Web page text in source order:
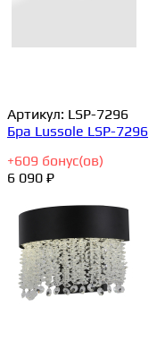
Артикул: LSP-7296
Бра Lussole LSP-7296
+609 бонус(ов)
6 090 ₽